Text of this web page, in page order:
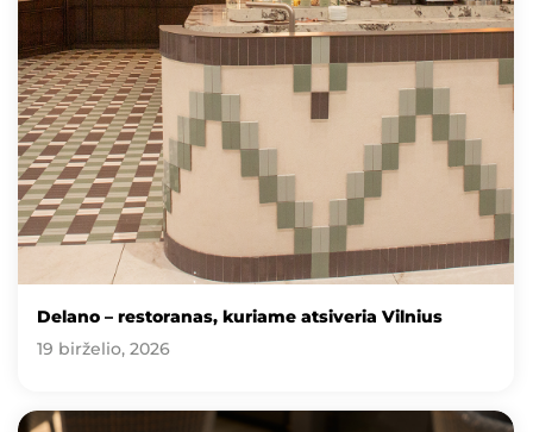
Delano – restoranas, kuriame atsiveria Vilnius
19 birželio, 2026